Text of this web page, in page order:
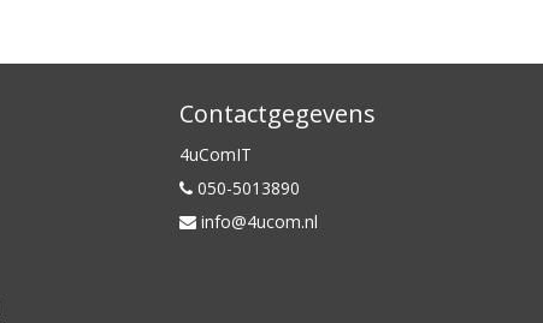
Contactgegevens
4uComIT
050-5013890
info@4ucom.nl